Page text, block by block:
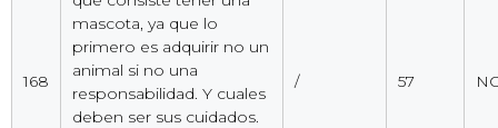
168
mascota, ya que lo
primero es adquirir no un
animal si no una
responsabilidad. Y cuales
deben ser sus cuidados.
/ 57